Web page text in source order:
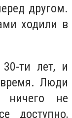
другом.
ходили в
ти лет, и
время. Люди
ничего не
доступно,